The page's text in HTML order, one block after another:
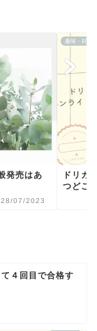
発売はあ
28/07/2023
趣味・好き
ドリカ
つどこ
４回目で合格す